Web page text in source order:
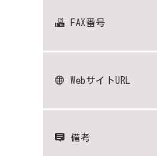
FAX番号
WebサイトURL
備考